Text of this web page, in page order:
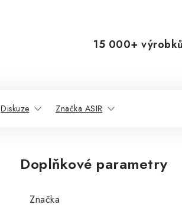
15 000+
Diskuze Značka ASIR
Doplňkové parametry
Značka